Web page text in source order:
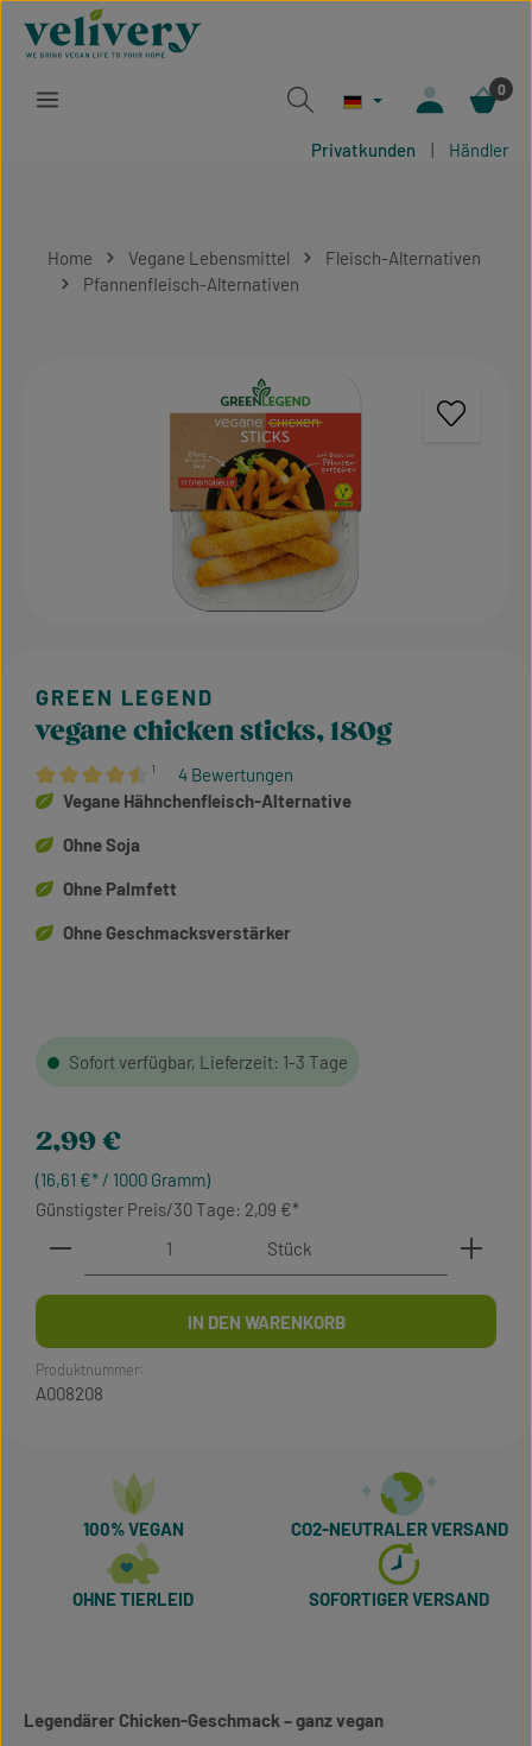
Zum Hauptinhalt springen
0
Privatkunden | Händler
Home Vegane Lebensmittel
Fleisch-Alternativen
Pfannenfleisch-Alternativen
Durchschnittliche Bewertung von 4.5 von 5 Sternen
¹ 4 Bewertungen
vegane chicken sticks, 180g
Vegane Hähnchenfleisch-Alternative
Ohne Soja
Ohne Palmfett
Ohne Geschmacksverstärker
Regulärer Preis:
2,99 €
(16,61 €* / 1000 Gramm)
Günstigster Preis/30 Tage: 2,09 €
Sofort verfügbar, Lieferzeit: 1-3 Tage
Produkt Anzahl: Gib den gewünschten Wert ein
Stück
IN DEN WARENKORB
Produktnummer:
A008208
100% VEGAN CO2-NEUTRALER VERSAND
OHNE TIERLEID SOFORTIGER VERSAND
Legendärer Chicken-Geschmack – ganz vegan